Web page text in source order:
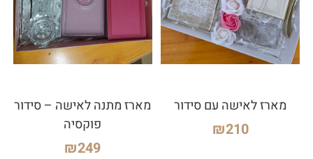
מארז לאישה עם סידור
₪210
מארז מתנה לאישה – סידור
פוקסיה
₪249